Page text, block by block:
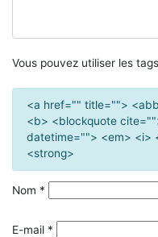
Vous pouvez utiliser les tags
<a href="" title="">
<b> <blockquote
datetime=""> <em> <i>
<strong>
Nom *
E-mail *